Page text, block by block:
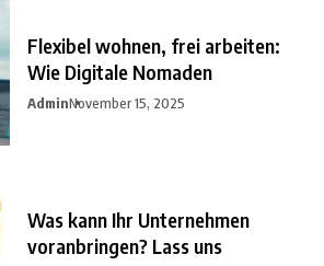
Flexibel wohnen, frei arbeiten:
Wie Digitale Nomaden
AdminNovember 15, 2025
Was kann Ihr Unternehmen
voranbringen? Lass uns